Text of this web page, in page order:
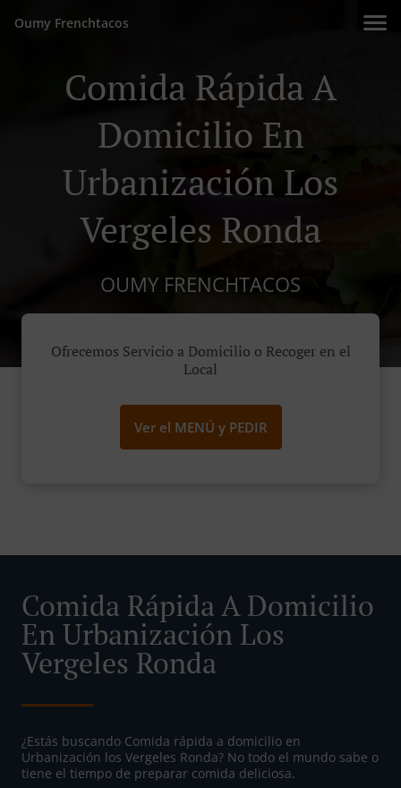
Oumy Frenchtacos
Comida Rápida A
Domicilio En
Urbanización Los
Vergeles Ronda
OUMY FRENCHTACOS
Ofrecemos Servicio a Domicilio o Recoger en el
Local
Ver el MENÚ y PEDIR
Comida Rápida A Domicilio
En Urbanización Los
Vergeles Ronda
¿Estás buscando Comida rápida a domicilio en
Urbanización los Vergeles Ronda? No todo el mundo sabe o
tiene el tiempo de preparar comida deliciosa.